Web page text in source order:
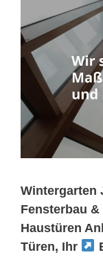
Wintergarten
Fensterbau
Haustüren
Türen, Ihr